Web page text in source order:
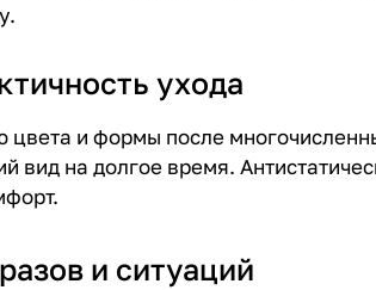
ухода
и формы после
вид на долгое время.
и ситуаций